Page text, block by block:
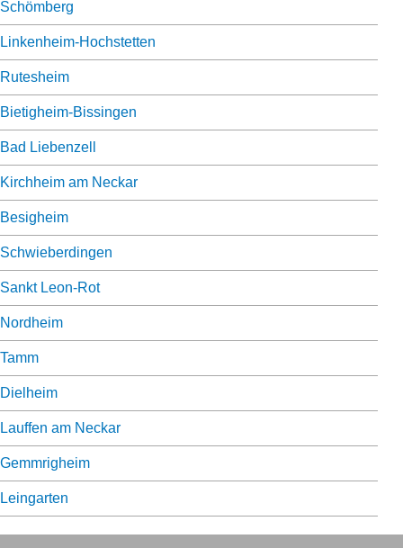
Schömberg
Linkenheim-Hochstetten
Rutesheim
Bietigheim-Bissingen
Bad Liebenzell
Kirchheim am Neckar
Besigheim
Schwieberdingen
Sankt Leon-Rot
Nordheim
Tamm
Dielheim
Lauffen am Neckar
Gemmrigheim
Leingarten